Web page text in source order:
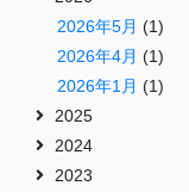
2026年5月 (1)
2026年4月 (1)
2026年1月 (1)
2025
2024
2023